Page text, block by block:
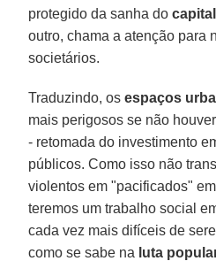
protegido da sanha do
outro, chama a atenção para
societários.
Traduzindo, osespaços
mais perigosos se não
- retomada do investimento
públicos. Como isso não
violentos em "pacificados"
teremos um trabalho social
cada vez mais difíceis de
como se sabe na luta